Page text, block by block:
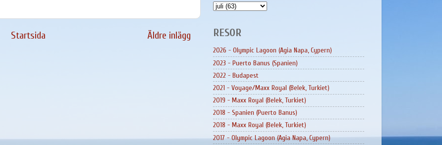
Äldre inlägg
Startsida RESOR
2026 - Olympic Lagoon (Agia Napa, Cypern)
2023 - Puerto Banus (Spanien)
2022 - Budapest
2021 - Voyage/Maxx Royal (Belek, Turkiet)
2019 - Maxx Royal (Belek, Turkiet)
2018 - Spanien (Puerto Banus)
2018 - Maxx Royal (Belek, Turkiet)
2017 - Olympic Lagoon (Agia Napa, Cypern)